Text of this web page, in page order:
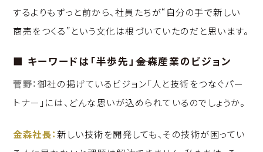
するよりもずっと前から、社員たちが“自分の手で新しい
商売をつくる”という文化は根づいていたのだと思います。
■ キーワードは「半歩先」――金森産業のビジョン
菅野：御社の掲げているビジョン「人と技術をつなぐパー
トナー」には、どんな思いが込められているのでしょうか。
金森社長：新しい技術を開発しても、その技術が困ってい